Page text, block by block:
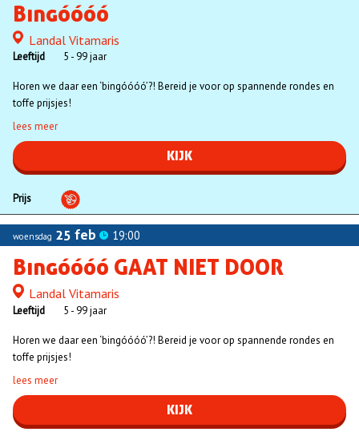
Bingóóóó
LocatieLandal Vitamaris
Leeftijd 5 - 99 jaar
Horen we daar een ‘bingóóóó’?! Bereid je voor op spannende rondes en
toffe prijsjes!
lees meer
KIJK
Prijs
woensdag 25 feb 19:00
Bingóóóó GAAT NIET DOOR
LocatieLandal Vitamaris
Leeftijd 5 - 99 jaar
Horen we daar een ‘bingóóóó’?! Bereid je voor op spannende rondes en
toffe prijsjes!
lees meer
KIJK